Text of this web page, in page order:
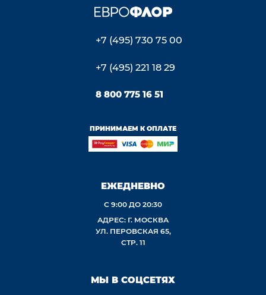
+7 (495) 730 75 00
+7 (495) 221 18 29
8 800 775 16 51
ПРИНИМАЕМ К ОПЛАТЕ
ЕЖЕДНЕВНО
С 9:00 ДО 20:30
АДРЕС: Г. МОСКВА
УЛ. ПЕРОВСКАЯ 65,
СТР. 11
МЫ В СОЦСЕТЯХ